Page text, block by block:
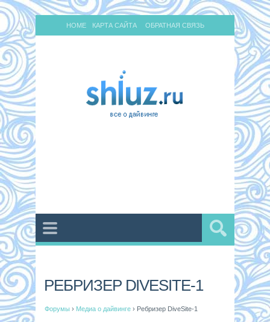
HOME КАРТА САЙТА ОБРАТНАЯ СВЯЗЬ
РЕБРИЗЕР DIVESITE-1
Форумы › Медиа о дайвинге › Ребризер DiveSite-1